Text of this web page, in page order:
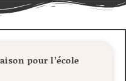
pour l’école